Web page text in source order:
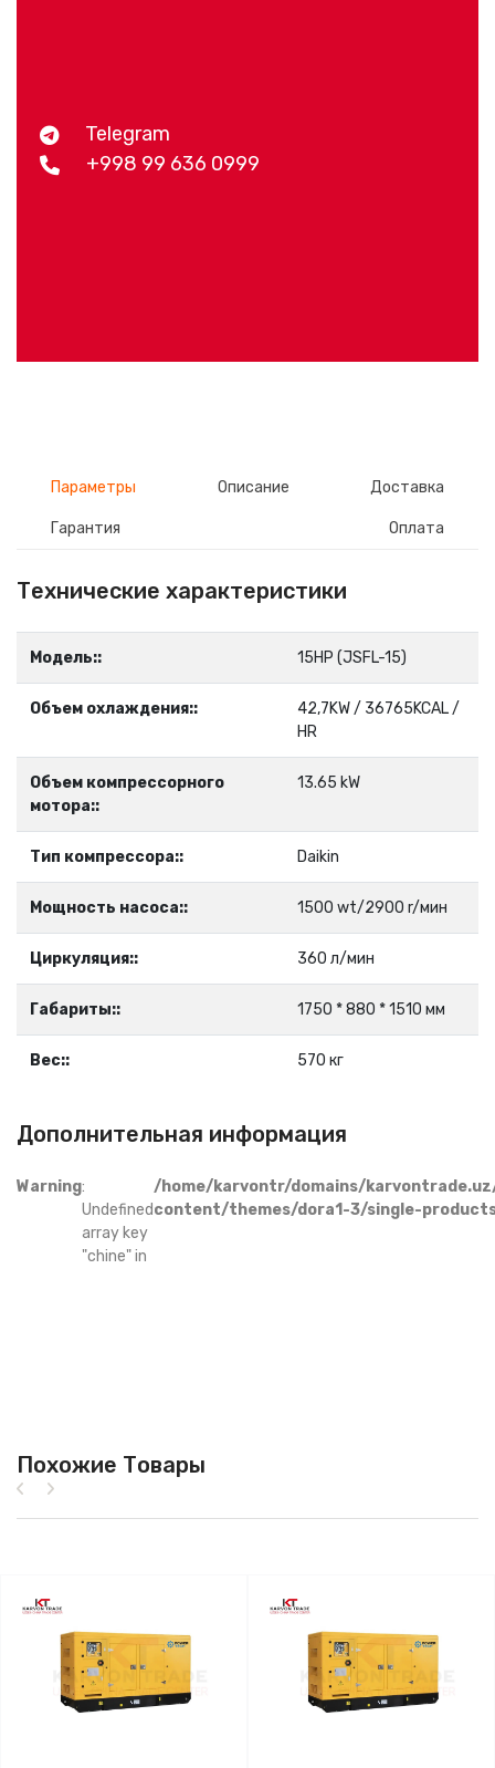
Telegram
+998 99 636 0999
Параметры Описание Доставка
Гарантия Оплата
Технические характеристики
Модель:: 15HP (JSFL-15)
Объем охлаждения::
42,7KW / 36765KCAL /
HR
Объем компрессорного
мотора::
13.65 kW
Тип компрессора:: Daikin
Мощность насоса:: 1500 wt/2900 r/мин
Циркуляция:: 360 л/мин
Габариты:: 1750 * 880 * 1510 мм
Вес:: 570 кг
Дополнительная информация
Warning:
Undefined
array key
"chine" in
/home/karvontr/domains/
content/themes/dora1-3/single-
Похожие Товары